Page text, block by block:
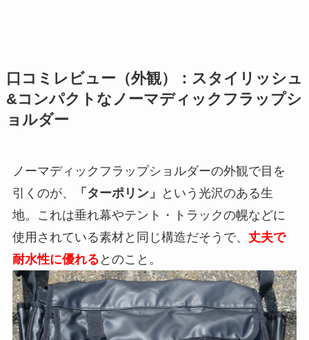
口コミレビュー（外観）：スタイリッシュ
&コンパクトなノーマディックフラップシ
ョルダー
ノーマディックフラップショルダーの外観で目を
引くのが、
「ターポリン」
という光沢のある生
地。これは垂れ幕やテント・トラックの幌などに
使用されている素材と同じ構造だそうで、 丈夫で
耐水性に優れる とのこと。